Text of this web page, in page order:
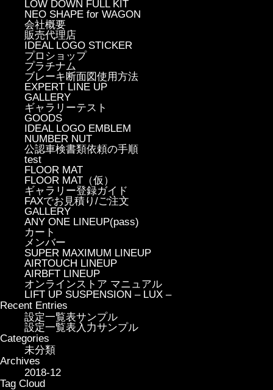
LOW DOWN FULL KIT
NEO SHAPE for WAGON
会社概要
販売代理店
IDEAL LOGO STICKER
プロショップ
プラチナム
ブレーキ断面図使用方法
EXPERT LINE UP
GALLERY
ギャラリーテスト
GOODS
IDEAL LOGO EMBLEM
NUMBER NUT
公認車検書類依頼の手順
test
FLOOR MAT
FLOOR MAT（仮）
ギャラリー登録ガイド
FAXでお見積り/ご注文
GALLERY
ANY ONE LINEUP(pass)
カート
メンバー
SUPER MAXIMUM LINEUP
AIRTOUCH LINEUP
AIRBFT LINEUP
オンラインストア マニュアル
LIFT UP SUSPENSION – LUX –
Recent Entries
設定一覧表サンプル
設定一覧表入力サンプル
Categories
未分類
Archives
2018-12
Tag Cloud